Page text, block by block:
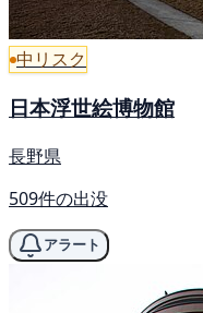
中リスク
日本浮世絵博物館
長野県
509件の出没
アラート